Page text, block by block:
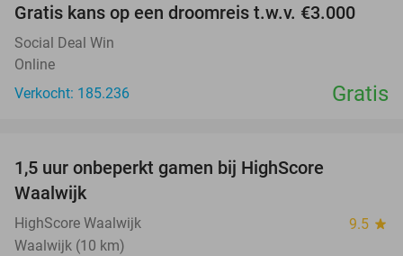
Gratis kans op een droomreis t.w.v. €3.000
Social Deal Win
Online
Verkocht: 185.236
Gratis
1,5 uur onbeperkt gamen bij HighScore
Waalwijk
HighScore Waalwijk 9.5 star
Waalwijk (10 km)